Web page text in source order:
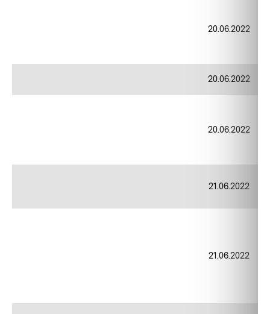
20.06.2022
20.06.2022
20.06.2022
21.06.2022
21.06.2022